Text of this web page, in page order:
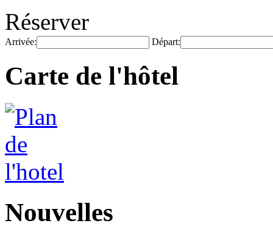
Réserver
Arrivée: Départ:
Carte de l'hôtel
Nouvelles